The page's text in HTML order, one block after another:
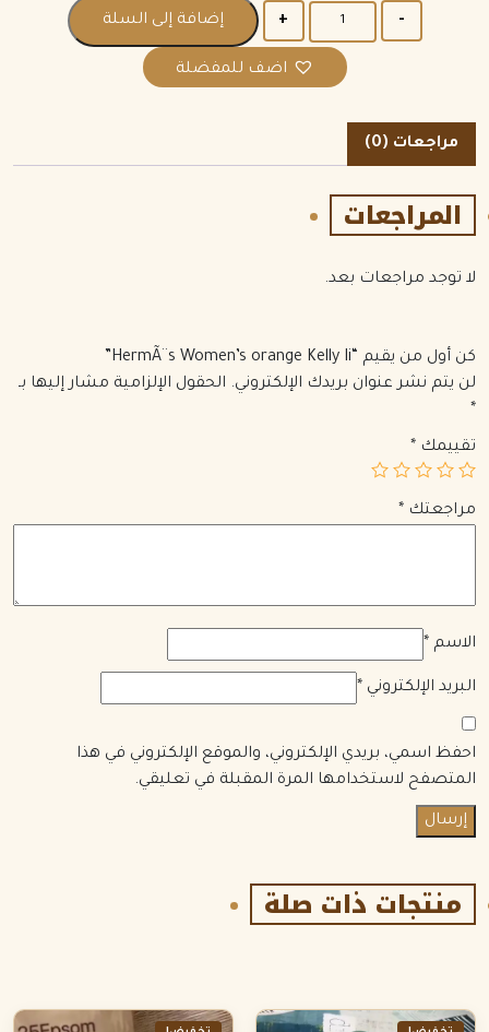
إضافة إلى السلة
اضف للمفضلة
مراجعات (0)
المراجعات
لا توجد مراجعات بعد.
كن أول من يقيم “HermÃ¨s Women’s orange Kelly Ii”
لن يتم نشر عنوان بريدك الإلكتروني. الحقول الإلزامية مشار إليها بـ
*
تقييمك *
مراجعتك *
الاسم *
البريد الإلكتروني *
احفظ اسمي، بريدي الإلكتروني، والموقع الإلكتروني في هذا
المتصفح لاستخدامها المرة المقبلة في تعليقي.
منتجات ذات صلة